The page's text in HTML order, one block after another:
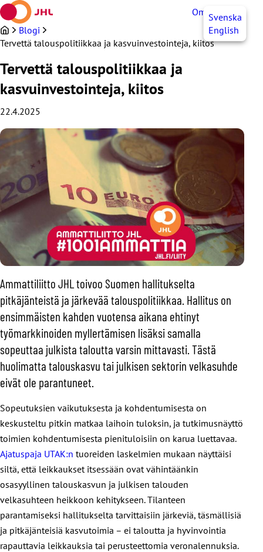
Siirry
sisältöön
OmaJHLSvenska
English
Blogi
Tervettä talouspolitiikkaa ja kasvuinvestointeja, kiitos
Tervettä talouspolitiikkaa ja
kasvuinvestointeja, kiitos
22.4.2025
Ammattiliitto JHL toivoo Suomen hallitukselta
pitkäjänteistä ja järkevää talouspolitiikkaa. Hallitus on
ensimmäisten kahden vuotensa aikana ehtinyt
työmarkkinoiden myllertämisen lisäksi samalla
sopeuttaa julkista taloutta varsin mittavasti. Tästä
huolimatta talouskasvu tai julkisen sektorin velkasuhde
eivät ole parantuneet.
Sopeutuksien vaikutuksesta ja kohdentumisesta on
keskusteltu pitkin matkaa laihoin tuloksin, ja tutkimusnäyttö
toimien kohdentumisesta pienituloisiin on karua luettavaa.
Ajatuspaja UTAK:n tuoreiden laskelmien mukaan näyttäisi
siltä, että leikkaukset itsessään ovat vähintäänkin
osasyyllinen talouskasvun ja julkisen talouden
velkasuhteen heikkoon kehitykseen. Tilanteen
parantamiseksi hallitukselta tarvittaisiin järkeviä, täsmällisiä
ja pitkäjänteisiä kasvutoimia – ei taloutta ja hyvinvointia
rapauttavia leikkauksia tai perusteettomia veronalennuksia.